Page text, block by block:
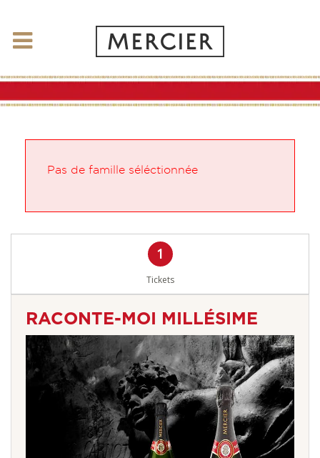
Menu
Pas de famille séléctionnée
étapes de votre commande
1
TicketsTickets: étape à réaliser
RACONTE-MOI MILLÉSIME